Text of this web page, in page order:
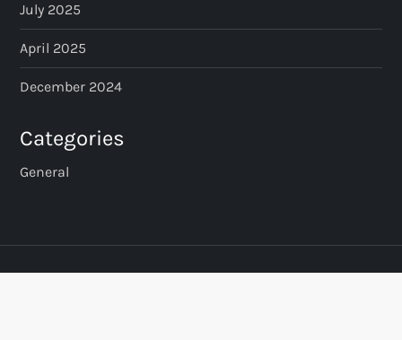
July 2025
April 2025
December 2024
Categories
General